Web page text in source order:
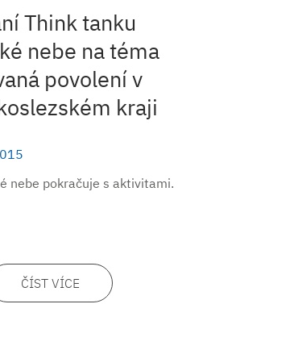
Think tanku
nebe na téma
povolení v
kraji
nebe pokračuje s aktivitami.
ČÍST VÍCE